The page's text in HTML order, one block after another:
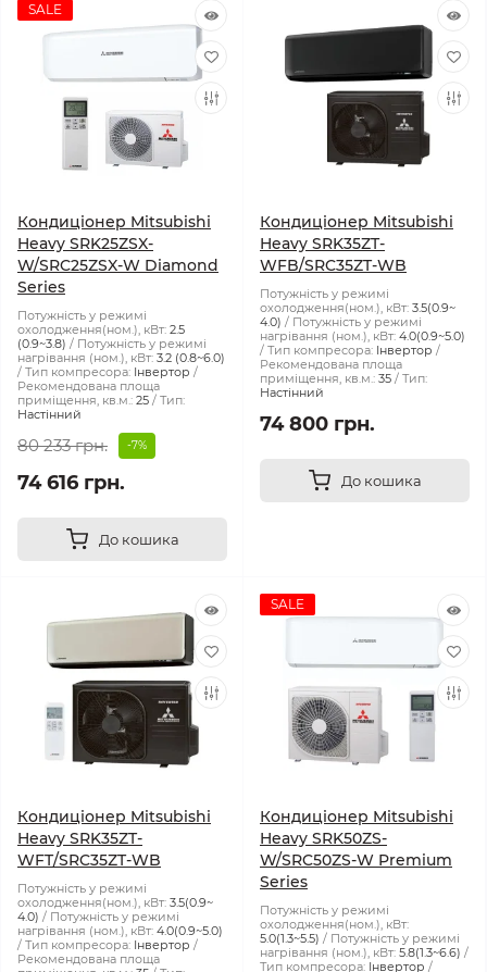
SALE
Кондиціонер Mitsubishi
Heavy SRK25ZSX-
W/SRC25ZSX-W Diamond
Series
Потужність у режимі
охолодження(ном.), кВт: 2.5
(0.9~3.8)
Потужність у режимі
нагрівання (ном.), кВт: 3.2 (0.8~6.0)
Тип компресора: Інвертор
Рекомендована площа
приміщення, кв.м.: 25
Тип:
Настінний
80 233 грн. -7%
74 616 грн.
До кошика
Кондиціонер Mitsubishi
Heavy SRK35ZT-
WFB/SRC35ZT-WB
Потужність у режимі
охолодження(ном.), кВт: 3.5(0.9~
4.0)
Потужність у режимі
нагрівання (ном.), кВт: 4.0(0.9~5.0)
Тип компресора: Інвертор
Рекомендована площа
приміщення, кв.м.: 35
Тип:
Настінний
74 800 грн.
До кошика
Кондиціонер Mitsubishi
Heavy SRK35ZT-
WFT/SRC35ZT-WB
Потужність у режимі
охолодження(ном.), кВт: 3.5(0.9~
4.0)
Потужність у режимі
нагрівання (ном.), кВт: 4.0(0.9~5.0)
Тип компресора: Інвертор
Рекомендована площа
SALE
Кондиціонер Mitsubishi
Heavy SRK50ZS-
W/SRC50ZS-W Premium
Series
Потужність у режимі
охолодження(ном.), кВт:
5.0(1.3~5.5)
Потужність у режимі
нагрівання (ном.), кВт: 5.8(1.3~6.6)
Тип компресора: Інвертор